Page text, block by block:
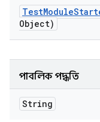
TestModule
Object)
পাবলিক পদ্ধতি
String